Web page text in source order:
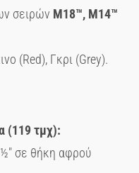
σειρών M18™, M14™
(Red), Γκρι (Grey).
(119 τμχ):
σε θήκη αφρού